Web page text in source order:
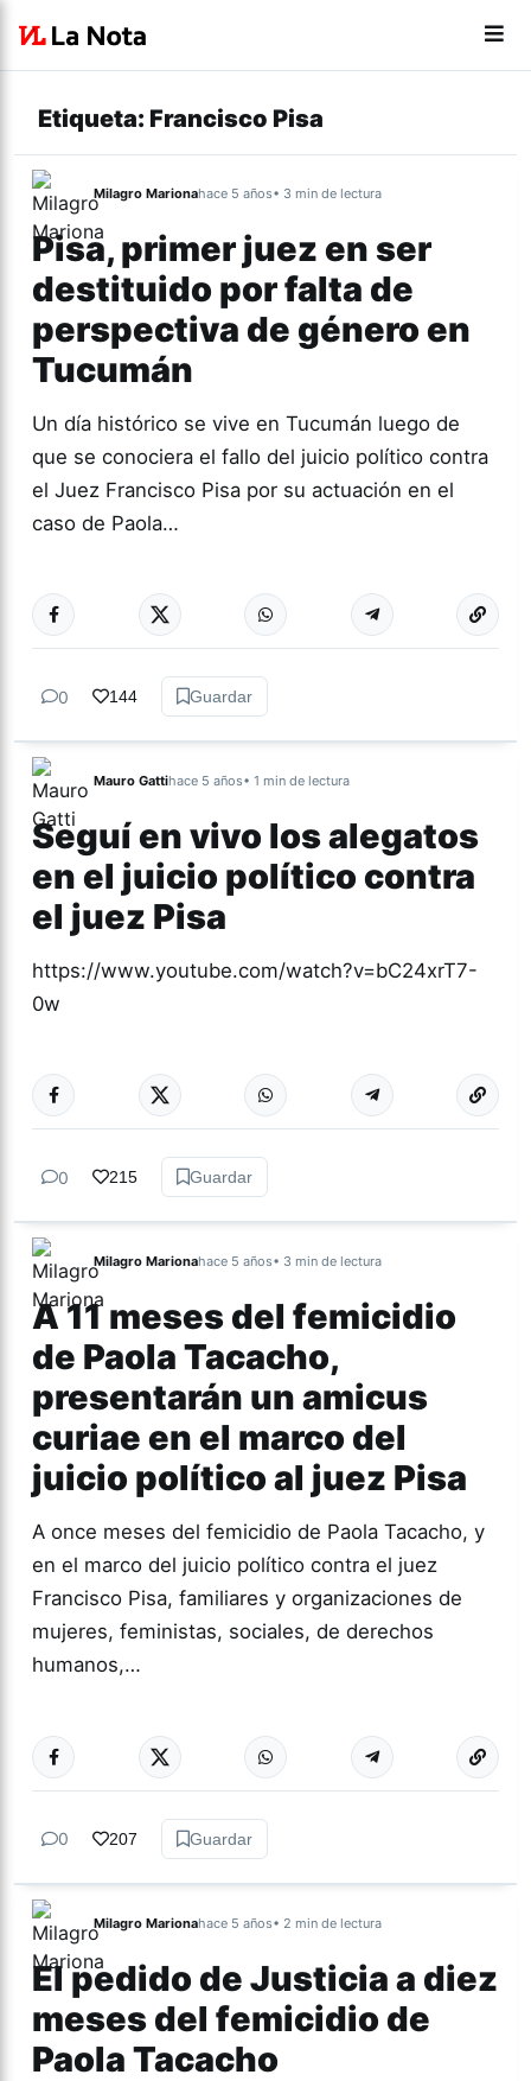
Etiqueta: Francisco Pisa
Milagro Marionahace 5 años• 3 min de lectura
Pisa, primer juez en ser
destituido por falta de
perspectiva de género en
Tucumán
Un día histórico se vive en Tucumán luego de
que se conociera el fallo del juicio político contra
el Juez Francisco Pisa por su actuación en el
caso de Paola…
ACTUALIDAD Más
0 144 Guardar
Mauro Gattihace 5 años• 1 min de lectura
Seguí en vivo los alegatos
en el juicio político contra
el juez Pisa
https://www.youtube.com/watch?v=bC24xrT7-
0w
ACTUALIDAD Más
0 215 Guardar
Milagro Marionahace 5 años• 3 min de lectura
A 11 meses del femicidio
de Paola Tacacho,
presentarán un amicus
curiae en el marco del
juicio político al juez Pisa
A once meses del femicidio de Paola Tacacho, y
en el marco del juicio político contra el juez
Francisco Pisa, familiares y organizaciones de
mujeres, feministas, sociales, de derechos
humanos,…
TUCUMÁN Más
0 207 Guardar
Milagro Marionahace 5 años• 2 min de lectura
El pedido de Justicia a diez
meses del femicidio de
Paola Tacacho